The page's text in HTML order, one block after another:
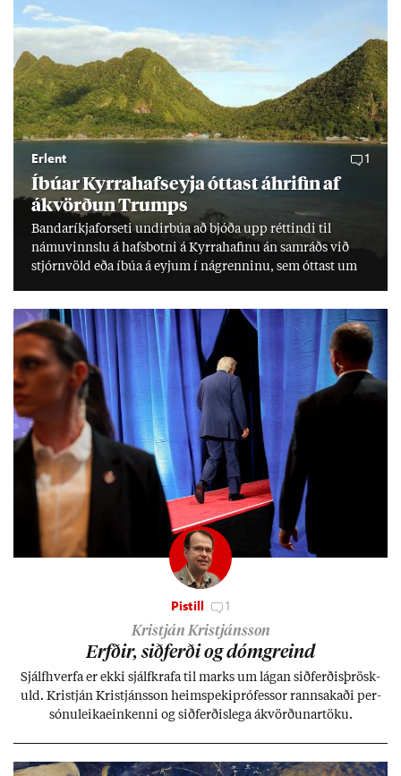
Erlent 1
Íbú­ar Kyrra­hafs­eyja ótt­ast áhrif­in af
ákvörð­un Trumps
Banda­ríkja­for­seti und­ir­búa að bjóða upp rétt­indi til
námu­vinnslu á hafs­botni á Kyrra­haf­inu án sam­ráðs við
stjórn­völd eða íbúa á eyj­um í ná­grenn­inu, sem ótt­ast um
Pistill 1
Kristján Kristjánsson
Erfð­ir, sið­ferði og dómgreind
Sjálf­hverfa er ekki sjálf­krafa til marks um lág­an sið­ferð­is­þrösk­
uld. Kristján Kristjáns­son heim­speki­pró­fess­or rann­sak­aði per­
sónu­leika­ein­kenni og sið­ferð­is­lega ákvörð­un­ar­töku.